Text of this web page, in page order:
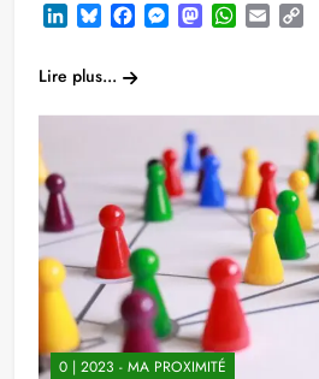
LinkedInBlueskyFacebook
Messenger
Mastodon
WhatsApp
Email
Lire plus...
0 | 2023 - MA PROXIMITÉ